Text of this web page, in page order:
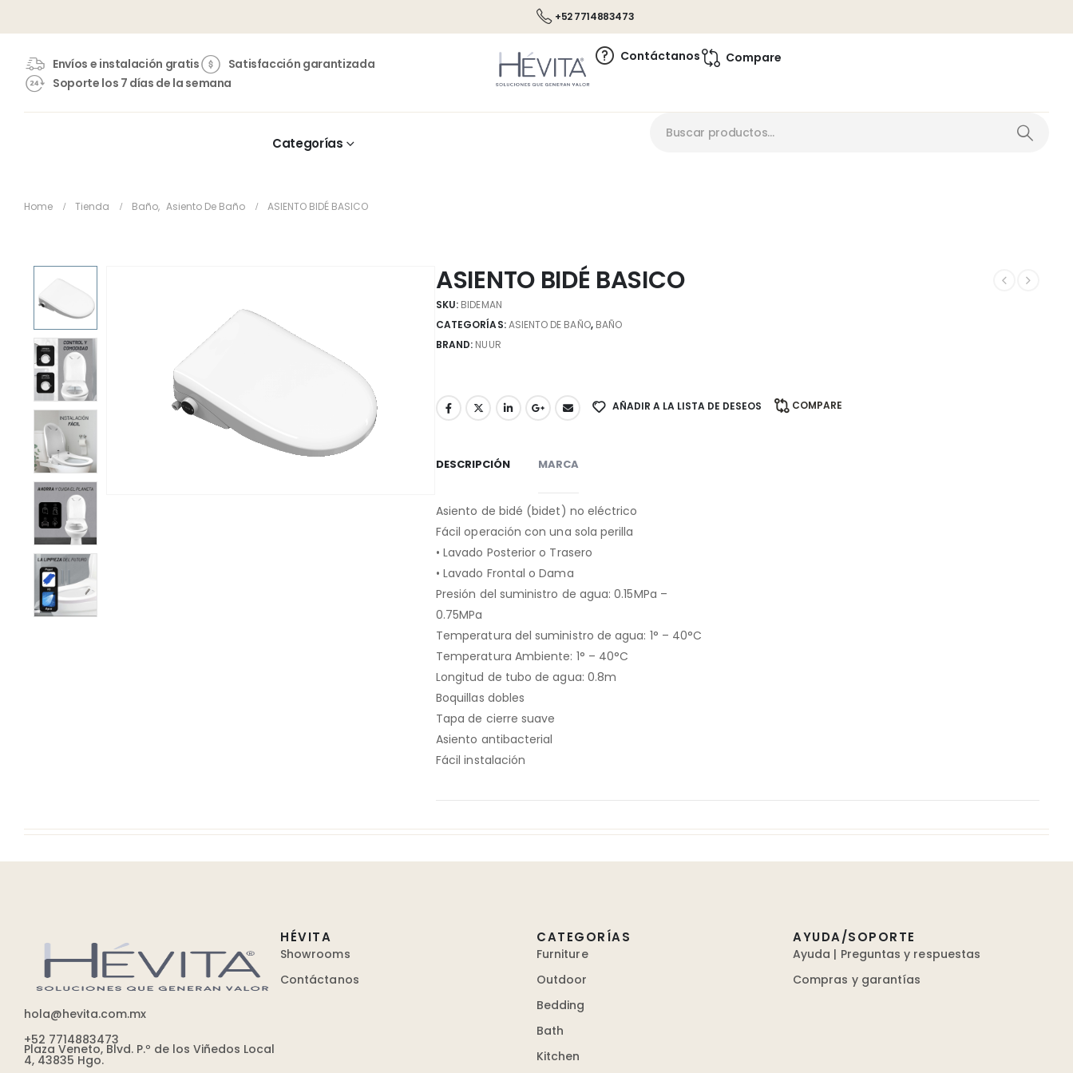
+52 7714883473
Envíos e instalación gratis
Satisfacción garantizada
Soporte los 7 días de la semana
Contáctanos Compare
Categorías
Home Tienda Baño, Asiento De Baño ASIENTO BIDÉ BASICO
ASIENTO BIDÉ BASICO
SKU: BIDEMAN
CATEGORÍAS:ASIENTO DE BAÑO, BAÑO
BRAND: NUUR
AÑADIR A LA LISTA DE DESEOS COMPARE
DESCRIPCIÓN MARCA
Asiento de bidé (bidet) no eléctrico
Fácil operación con una sola perilla
• Lavado Posterior o Trasero
• Lavado Frontal o Dama
Presión del suministro de agua: 0.15MPa –
0.75MPa
Temperatura del suministro de agua: 1° – 40°C
Temperatura Ambiente: 1° – 40°C
Longitud de tubo de agua: 0.8m
Boquillas dobles
Tapa de cierre suave
Asiento antibacterial
Fácil instalación
hola@hevita.com.mx
+52 7714883473
Plaza Veneto, Blvd. P.º de los Viñedos Local
4, 43835 Hgo.
HÉVITA
Showrooms
Contáctanos
CATEGORÍAS
Furniture
Outdoor
Bedding
Bath
Kitchen
AYUDA/SOPORTE
Ayuda | Preguntas y respuestas
Compras y garantías